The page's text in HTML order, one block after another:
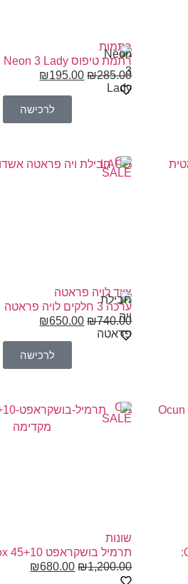
רתמות
רתמת טיפוס OCÚN Neon 3 Lady
₪285.00
₪195.00
לרכישה
ON
SALE
LACD
ציוד לויה פראטה
ערכה 3 חלקים לויה פראטה
₪740.00
₪650.00
לרכישה
רתמת Twist Tech מבית OCUN:
ON
SALE
שונות
תרמיל בושקראפט 45+10 Pyrox
₪1,200.00
₪680.00